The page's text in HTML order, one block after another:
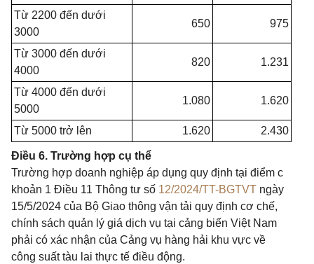
Từ 2200 đến dưới
3000
650 975
Từ 3000 đến dưới
4000
820 1.231
Từ 4000 đến dưới
5000
1.080 1.620
Từ 5000 trở lên 1.620 2.430
Điều 6. Trường hợp cụ thể
Trường hợp doanh nghiệp áp dụng quy định tại điểm c
khoản 1 Điều 11 Thông tư số 12/2024/TT-BGTVT ngày
15/5/2024 của Bộ Giao thông vận tải quy định cơ chế,
chính sách quản lý giá dịch vụ tại cảng biển Việt Nam
phải có xác nhận của Cảng vụ hàng hải khu vực về
công suất tàu lai thực tế điều động.